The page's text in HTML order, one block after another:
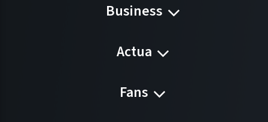
Business
Actua
Fans